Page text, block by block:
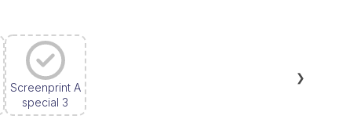
Screenprint A
special 3
❯